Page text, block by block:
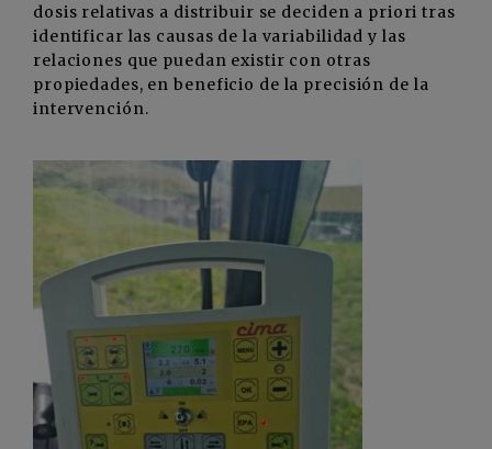
dosis relativas a distribuir se deciden a priori tras
identificar las causas de la variabilidad y las
relaciones que puedan existir con otras
propiedades, en beneficio de la precisión de la
intervención.